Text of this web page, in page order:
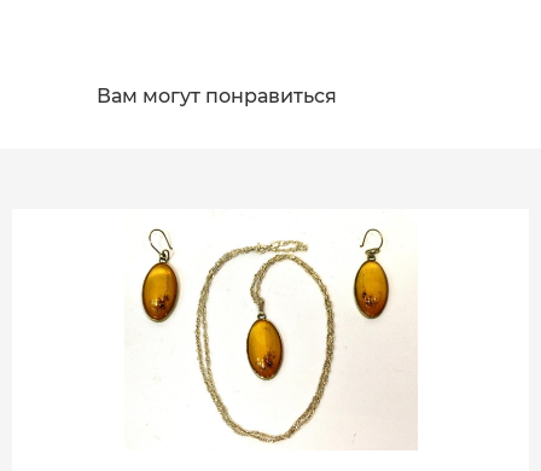
Вам могут понравиться